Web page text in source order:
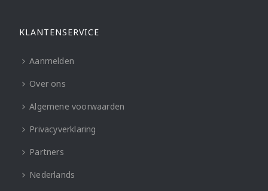
KLANTENSERVICE
Aanmelden
Over ons
Algemene voorwaarden
Privacyverklaring
Partners
Nederlands